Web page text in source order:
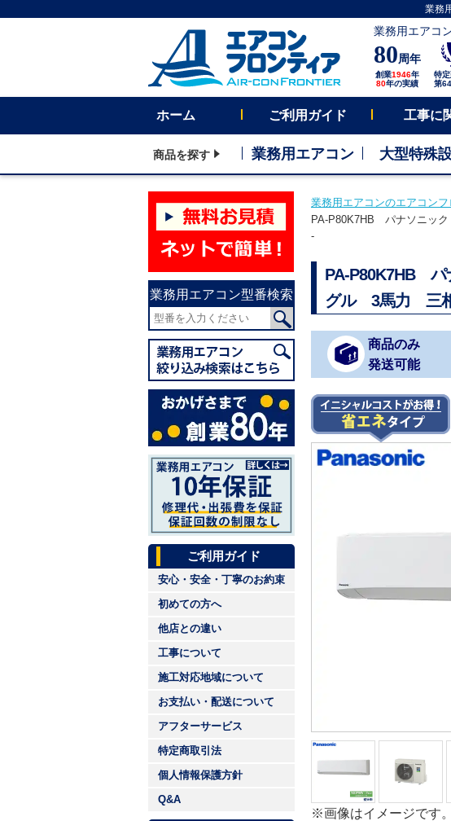
業務
業務用エアコ
80周年
創業1946年
80年の実績
特
第
ホーム ご利用ガイド 工事に
商品を探す 業務用エアコン 大型特殊
業務用エアコン型番検索
ご利用ガイド
安心・安全・丁寧のお約束
初めての方へ
他店との違い
工事について
施工対応地域について
お支払い・配送について
アフターサービス
特定商取引法
個人情報保護方針
Q&A
業務用エアコンのエアコンフ
PA-P80K7HB パナソニッ
-
PA-P80K7HB
グル 3馬力 三
商品のみ
発送可能
※画像はイメージです。